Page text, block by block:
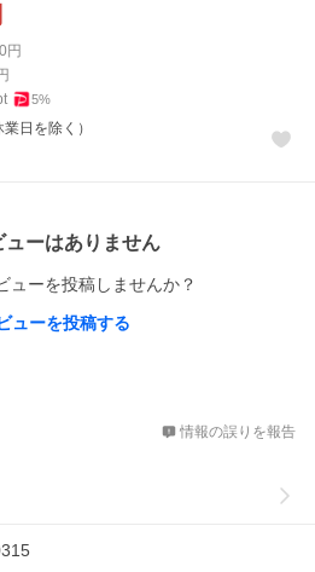
円
5%
日を除く）
ューはありません
ューを投稿しませんか？
ューを投稿する
情報の誤りを報告